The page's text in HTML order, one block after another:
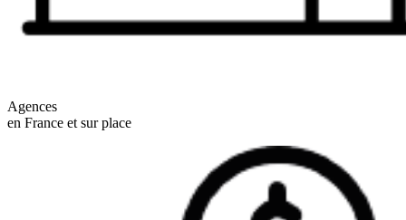
Agences
en France et sur place